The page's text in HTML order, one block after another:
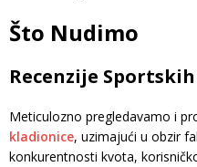
Što Nudimo
Recenzije
Meticulozno pregledavamo i
kladionice, uzimajući u obzir
konkurentnosti kvota,